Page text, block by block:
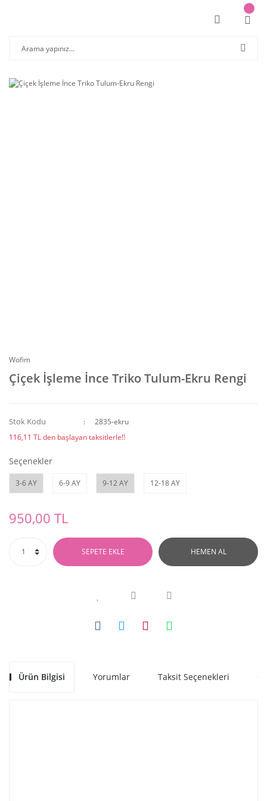
Wofim
Çiçek İşleme İnce Triko Tulum-Ekru Rengi
Stok Kodu
2835-ekru
116,11 TL den başlayan taksitlerle!!
Seçenekler
3-6 AY 6-9 AY 9-12 AY 12-18 AY
950,00 TL
SEPETE EKLE HEMEN AL
Ürün Bilgisi Yorumlar Taksit Seçenekleri